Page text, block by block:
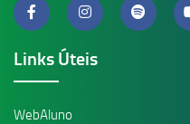
Links Úteis
WebAluno